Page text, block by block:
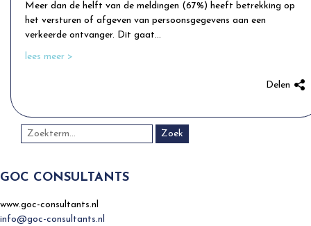
Meer dan de helft van de meldingen (67%) heeft betrekking op
het versturen of afgeven van persoonsgegevens aan een
verkeerde ontvanger. Dit gaat...
lees meer >
Delen
Zoek
GOC CONSULTANTS
www.goc-consultants.nl
info@goc-consultants.nl